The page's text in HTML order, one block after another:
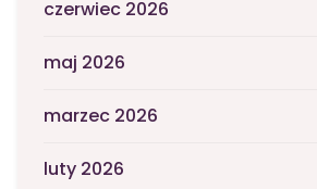
czerwiec 2026
maj 2026
marzec 2026
luty 2026